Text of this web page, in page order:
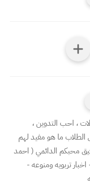
، احب التدوين ،
ما هو مفيد لهم
محبكم الدائمي ( احمد
تربويه ومنوعه -